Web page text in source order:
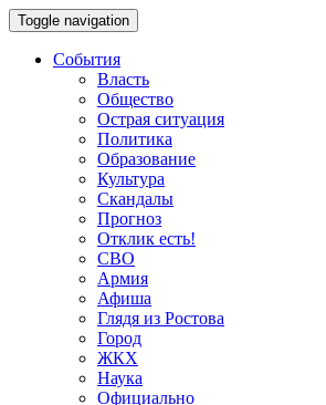
Toggle navigation
События
Власть
Общество
Острая ситуация
Политика
Образование
Культура
Скандалы
Прогноз
Отклик есть!
СВО
Армия
Афиша
Глядя из Ростова
Город
ЖКХ
Наука
Официально